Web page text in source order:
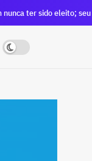
seu patrimônio